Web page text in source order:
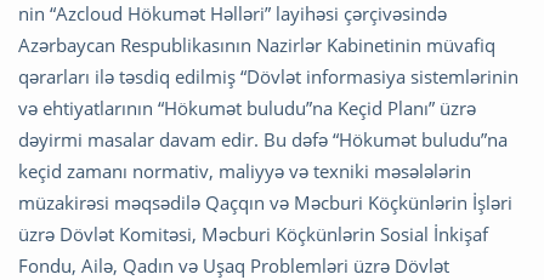
nin “Azcloud Hökumət Həlləri” layihəsi çərçivəsində
Azərbaycan Respublikasının Nazirlər Kabinetinin müvafiq
qərarları ilə təsdiq edilmiş “Dövlət informasiya sistemlərinin
və ehtiyatlarının “Hökumət buludu”na Keçid Planı” üzrə
dəyirmi masalar davam edir. Bu dəfə “Hökumət buludu”na
keçid zamanı normativ, maliyyə və texniki məsələlərin
müzakirəsi məqsədilə Qaçqın və Məcburi Köçkünlərin İşləri
üzrə Dövlət Komitəsi, Məcburi Köçkünlərin Sosial İnkişaf
Fondu, Ailə, Qadın və Uşaq Problemləri üzrə Dövlət